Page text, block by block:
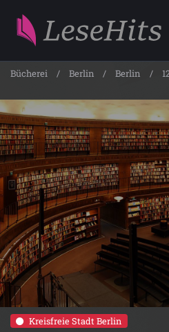
Bücherei Berlin Berlin
Kreisfreie Stadt Berlin